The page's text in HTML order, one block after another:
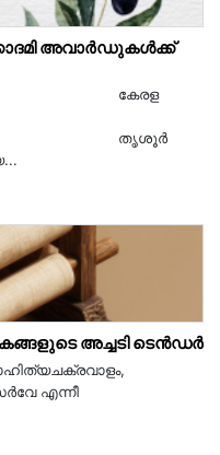
അവാർഡുകൾക്ക്
അച്ചടി ടെൻഡർ
എന്നീ